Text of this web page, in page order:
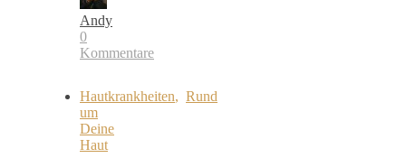
Andy
0
Kommentare
Hautkrankheiten, Rund
um
Deine
Haut